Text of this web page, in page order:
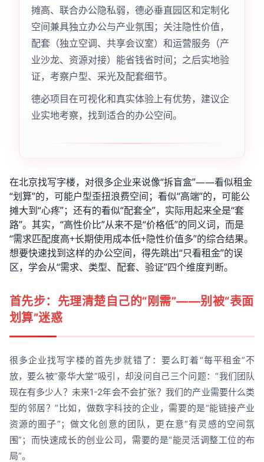
摊高、联合办公隐私弱，德必垂直园区和定制化
空间兼具独立办公与产业氛围；关注隐性价值，
配套（独立空调、共享会议室）和运营服务（产
业沙龙、资源对接）能省钱省时间；之后实地验
证，考察户型、采光及配套细节。
德必项目在可视化和真实体验上有优势，建议企
业实地考察，找到适合的办公空间。
在北京找写字楼，对很多企业来说像“拆盲盒”——看似租金
“划算”的，可能户型歪扭浪费空间；看似“高端”的，可能公
摊大到“心疼”；还有的看似“配套全”，实际用起来全是“套
路”。其实，“高性价比”从来不是“价格低”的同义词，而是
“需求匹配度高+长期使用成本低+隐性价值多”的综合结果。
想要快速找到这样的办公空间，得先跳出“只看租金”的误
区，学会从“需求、类型、配套、验证”四个维度判断。
首先步：先理清楚自己的“刚需”——别被“表面
划算”迷惑
很多企业找写字楼的首先步就错了：要么盯着“每平租金”不
放，要么被“豪华大堂”吸引，却没问自己三个问题：“我们团队
现在有多少人？未来1-2年会不会扩张？我们的产业需要什么类
型的邻居？”比如，做数字科技的企业，需要的是“能链接产业
资源的圈子”；做文化创意的团队，更在意“有灵感的空间氛
围”；而快速成长的创业公司，需要的是“能灵活调整工位的布
局”。